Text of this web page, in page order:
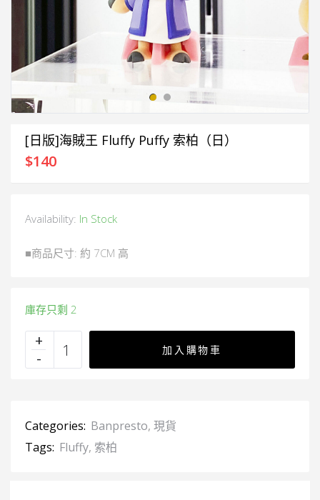
[日版]海賊王 Fluffy Puffy 索柏（日）
$140
Availability: In Stock
■商品尺寸: 約 7CM 高
庫存只剩 2
加入購物車
Categories: Banpresto, 現貨
Tags: Fluffy, 索柏